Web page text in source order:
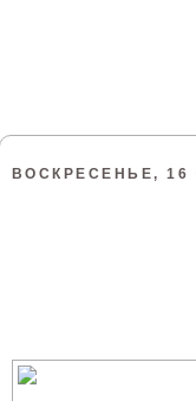
ВОСКРЕСЕНЬЕ, 16